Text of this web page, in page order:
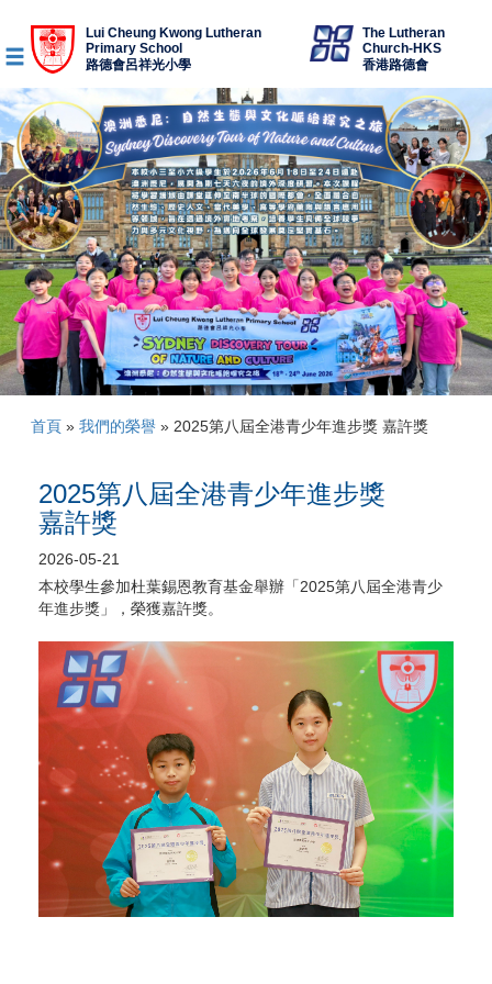
Lui Cheung Kwong Lutheran
Primary School
路德會呂祥光小學
The Lutheran
Church-HKS
香港路德會
首頁» 我們的榮譽» 2025第八屆全港青少年進步獎 嘉許獎
2025第八屆全港青少年進步獎
嘉許獎
2026-05-21
本校學生參加杜葉錫恩教育基金舉辦「2025第八屆全港青少
年進步獎」，榮獲嘉許獎。